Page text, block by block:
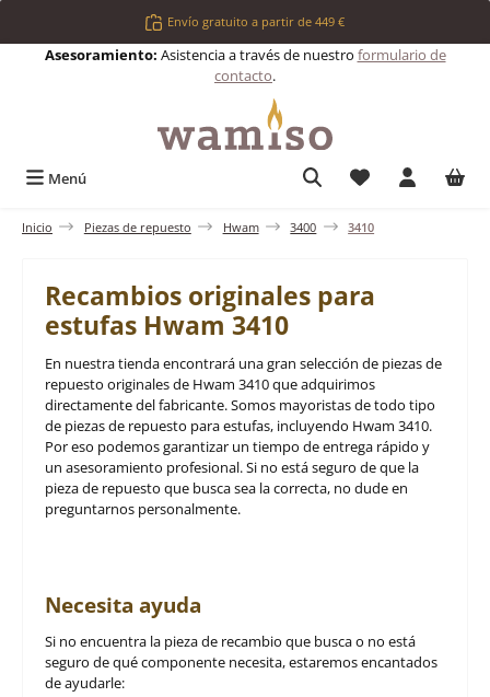
Saltar al contenido principalEnvío gratuito a partir de 449 €
Asesoramiento: Asistencia a través de nuestro formulario de
contacto.
Menú Tienes 0
Inicio Piezas de repuesto Hwam 3400 3410
Recambios originales para
estufas Hwam 3410
En nuestra tienda encontrará una gran selección de piezas de
repuesto originales de Hwam 3410 que adquirimos
directamente del fabricante. Somos mayoristas de todo tipo
de piezas de repuesto para estufas, incluyendo Hwam 3410.
Por eso podemos garantizar un tiempo de entrega rápido y
un asesoramiento profesional. Si no está seguro de que la
pieza de repuesto que busca sea la correcta, no dude en
preguntarnos personalmente.
Necesita ayuda
Si no encuentra la pieza de recambio que busca o no está
seguro de qué componente necesita, estaremos encantados
de ayudarle: